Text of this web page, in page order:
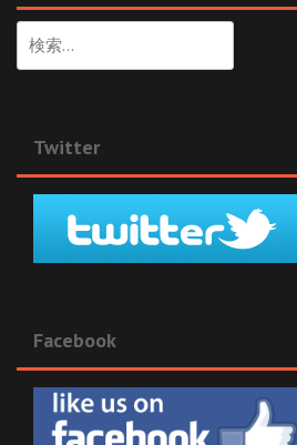
索:
Twitter
Facebook